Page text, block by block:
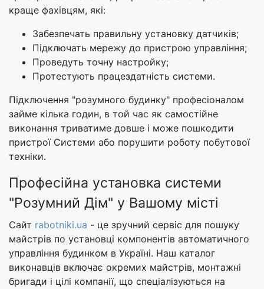
краще фахівцям, які:
Забезпечать правильну установку датчиків;
Підключать мережу до пристрою управління;
Проведуть точну настройку;
Протестують працездатність системи.
Підключення "розумного будинку" професіоналом
займе кілька годин, в той час як самостійне
виконання триватиме довше і може пошкодити
пристрої Системи або порушити роботу побутової
техніки.
Професійна установка системи
"Розумний Дім" у Вашому місті
Сайт rabotniki.ua - це зручний сервіс для пошуку
майстрів по установці компонентів автоматичного
управління будинком в Україні. Наш каталог
виконавців включає окремих майстрів, монтажні
бригади і цілі компанії, що спеціалізуються на